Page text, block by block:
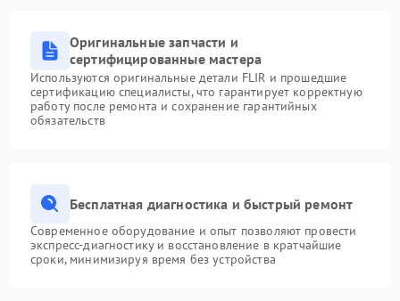
Оригинальные запчасти и
сертифицированные мастера
Используются оригинальные детали FLIR и прошедшие
сертификацию специалисты, что гарантирует корректную
работу после ремонта и сохранение гарантийных
обязательств
Бесплатная диагностика и быстрый ремонт
Современное оборудование и опыт позволяют провести
экспресс-диагностику и восстановление в кратчайшие
сроки, минимизируя время без устройства